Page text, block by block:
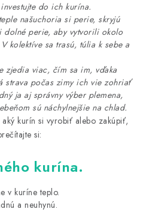
podmienky
súťaží na Facebooku
do ich kurína.
našuchoria si perie, skryjú
dolné perie, aby vytvorili okolo
kolektíve sa trasú, túlia k sebe a
zjedia viac, čím sa im, vďaka
strava počas zimy ich vie zohriať
ja aj správny výber plemena,
sú náchylnejšie na chlad.
kurín si vyrobiť alebo zakúpiť,
si:
kurína.
v kuríne teplo.
a neuhynú.